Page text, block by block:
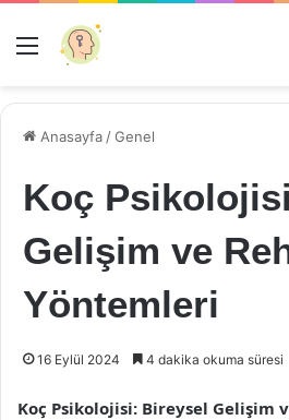
Menü
Anasayfa /Genel
Koç
Gelişim ve
Yöntemleri
16 Eylül 2024 4 dakika okuma süresi
Koç Psikolojisi: Bireysel Gelişim